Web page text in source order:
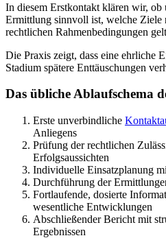
In diesem Erstkontakt klären wir,
Ermittlung sinnvoll ist, welche Ziele
rechtlichen Rahmenbedingungen
Die Praxis zeigt, dass eine ehrliche
Stadium spätere Enttäuschungen
Das übliche Ablaufschema
Erste unverbindliche
Anliegens
Prüfung der rechtlichen
Erfolgsaussichten
Individuelle Einsatzplanung
Durchführung der
Fortlaufende, dosierte
wesentliche Entwicklungen
Abschließender Bericht mit
Ergebnissen